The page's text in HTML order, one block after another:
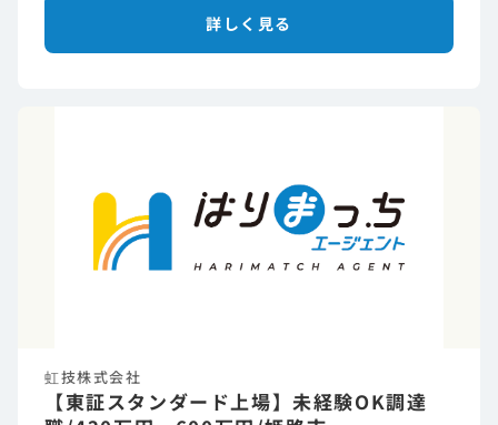
詳しく見る
虹技株式会社
【東証スタンダード上場】未経験OK調達